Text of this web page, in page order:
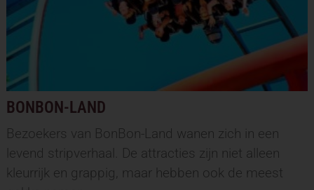
BONBON-LAND
Bezoekers van BonBon-Land wanen zich in een
levend stripverhaal. De attracties zijn niet alleen
kleurrijk en grappig, maar hebben ook de meest